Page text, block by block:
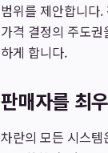
범위를 제안합니다
가격 결정의 주도
하게 합니다.
판매자를 최
차란의 모든 시스